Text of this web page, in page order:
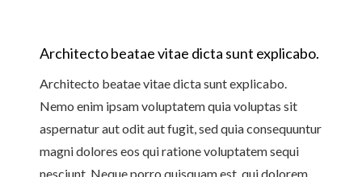
Architecto beatae vitae dicta sunt explicabo.
Architecto beatae vitae dicta sunt explicabo.
Nemo enim ipsam voluptatem quia voluptas sit
aspernatur aut odit aut fugit, sed quia consequuntur
magni dolores eos qui ratione voluptatem sequi
nesciunt. Neque porro quisquam est, qui dolorem